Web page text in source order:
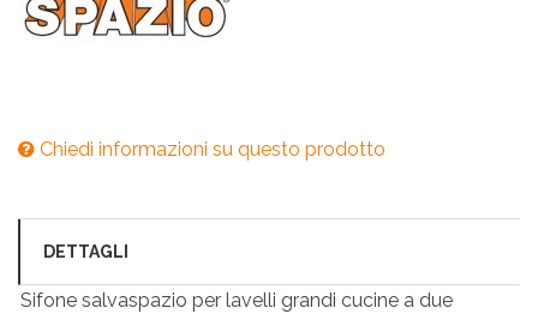
Chiedi informazioni su questo prodotto
DETTAGLI
Sifone salvaspazio per lavelli grandi cucine a due